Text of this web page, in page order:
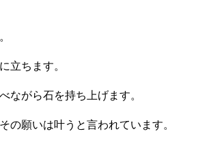
立ちます。
ながら石を持ち上げます。
の願いは叶うと言われています。